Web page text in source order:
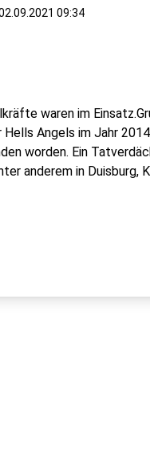
09:34
waren im
Hells Angels im Jahr
worden. Ein
anderem in Duisburg,